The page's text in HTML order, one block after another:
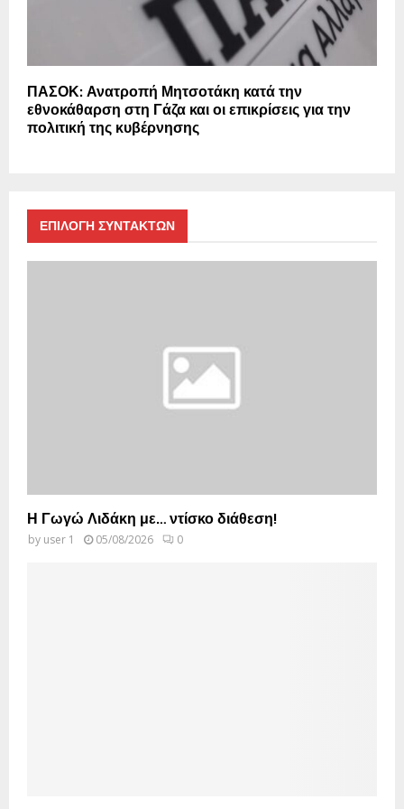
ΠΑΣΟΚ: Ανατροπή Μητσοτάκη κατά την
εθνοκάθαρση στη Γάζα και οι επικρίσεις για την
πολιτική της κυβέρνησης
ΕΠΙΛΟΓΗ ΣΥΝΤΑΚΤΩΝ
Η Γωγώ Λιδάκη με… ντίσκο διάθεση!
by user 1 05/08/2026 0